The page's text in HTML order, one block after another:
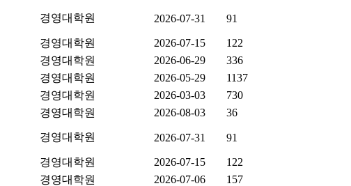
경영대학원 2026-07-31 91
경영대학원 2026-07-15
122
경영대학원 2026-06-29
336
경영대학원 2026-05-29
1137
경영대학원 2026-03-03
730
경영대학원 2026-08-03 36
경영대학원 2026-07-31 91
경영대학원 2026-07-15
122
경영대학원 2026-07-06
157